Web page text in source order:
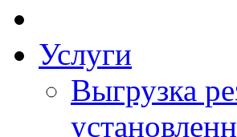
Услуги
Выгрузка